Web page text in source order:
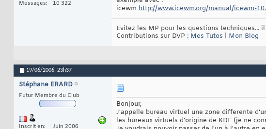
Messages
10 322
icewm http://www.icewm.org/manual/icewm-
Evitez les MP pour les questions techniques...
Contributions sur DVP : Mes Tutos Mon Blog
19/06/2006, 23h37
Stéphane ERARD
Futur Membre du Club
Inscrit en
Juin 2006
Bonjour,
J'appelle bureau virtuel une zone differente
les bureaux virtuels d'origine de KDE (je ne